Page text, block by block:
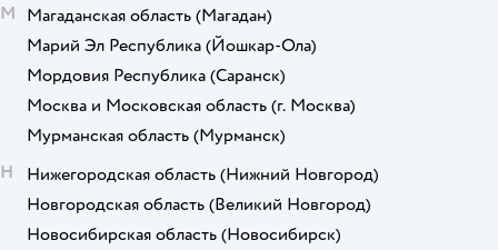
М Магаданская область (Магадан)
Марий Эл Республика (Йошкар-Ола)
Мордовия Республика (Саранск)
Москва и Московская область (г. Москва)
Мурманская область (Мурманск)
Н
Нижегородская область (Нижний Новгород)
Новгородская область (Великий Новгород)
Новосибирская область (Новосибирск)